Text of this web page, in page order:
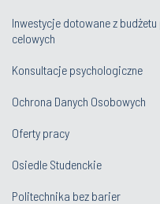
Inwestycje dotowane z
celowych
Konsultacje psychologiczne
Ochrona Danych Osobowych
Oferty pracy
Osiedle Studenckie
Politechnika bez barier